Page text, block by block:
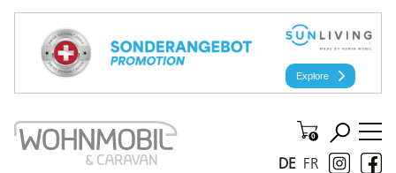
FR
DE